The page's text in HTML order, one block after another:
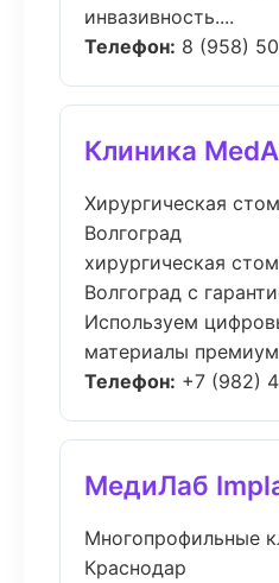
инвазивность....
Телефон: 8 (958)
Клиника
Хирургическая
Волгоград
хирургическая
Волгоград с
Используем
материалы
Телефон: +7 (982)
МедиЛаб
Многопрофильные
Краснодар